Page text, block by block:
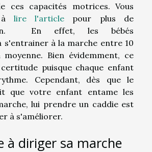
ces capacités motrices. Vous
à lire l'article
pour plus de
En effet, les bébés
s'entrainer à la marche entre 10
Bien évidemment, ce
puisque chaque enfant
Cependant, dès que le
que votre enfant entame les
lui prendre un caddie est
à s'améliorer.
à diriger sa marche